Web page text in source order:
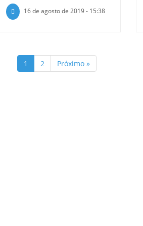
16 de agosto de 2019 - 15:38
1 2 Próximo »